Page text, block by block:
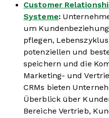
Customer
Systeme:
um
pflegen,
potenziellen und
speichern und die
Marketing- und
CRMs bieten
Überblick über
Bereiche Vertrieb,